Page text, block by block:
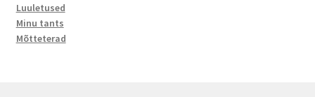
Luuletused
Minu tants
Mõtteterad